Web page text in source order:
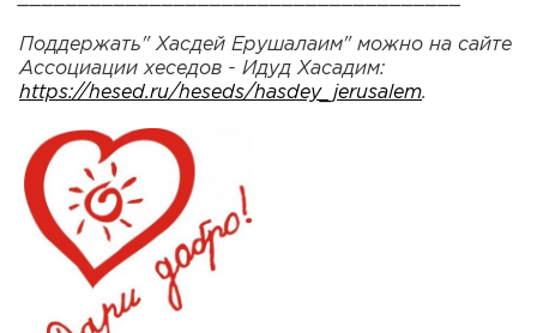
Поддержать" Хасдей Ерушалаим" можно на сайте
Ассоциации хеседов - Идуд Хасадим:
https://hesed.ru/heseds/hasdey_jerusalem.